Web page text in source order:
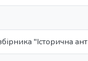
"Історична